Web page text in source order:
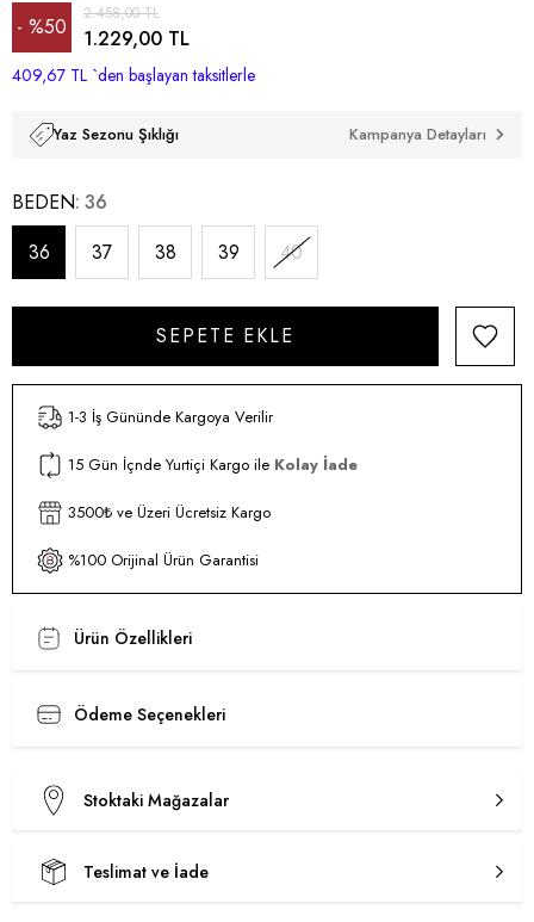
%50
İndirim
2.458,00 TL
1.229,00 TL
409,67 TL `den başlayan taksitlerle
Yaz Sezonu Şıklığı Kampanya Detayları
BEDEN 36
36
37 38 39 40
1-3 İş Gününde Kargoya Verilir
15 Gün İçnde Yurtiçi Kargo ile Kolay İade
3500₺ ve Üzeri Ücretsiz Kargo
%100 Orijinal Ürün Garantisi
Ürün Özellikleri
Ödeme Seçenekleri
Stoktaki Mağazalar
Teslimat ve İade